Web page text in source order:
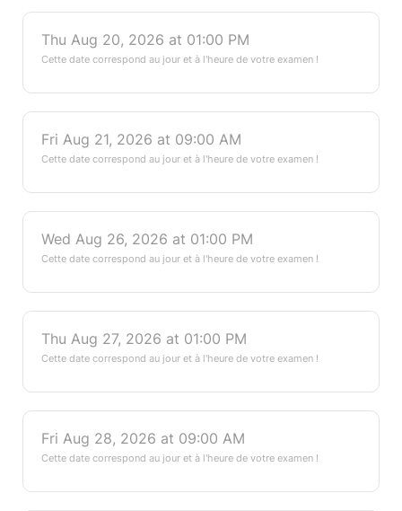
Inscrivez-vous dès maintenant et obtenez votre
ACACED avec les 3 options !
Thu Aug 20, 2026 at 01:00 PM
Cette date correspond au jour et à l'heure de votre examen !
Fri Aug 21, 2026 at 09:00 AM
Cette date correspond au jour et à l'heure de votre examen !
Wed Aug 26, 2026 at 01:00 PM
Cette date correspond au jour et à l'heure de votre examen !
Thu Aug 27, 2026 at 01:00 PM
Cette date correspond au jour et à l'heure de votre examen !
Fri Aug 28, 2026 at 09:00 AM
Cette date correspond au jour et à l'heure de votre examen !